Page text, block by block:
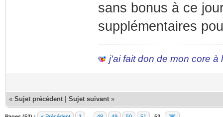
sans bonus à ce
supplémentaires
j'ai fait don de mon core à
« Sujet précédent Sujet suivant »